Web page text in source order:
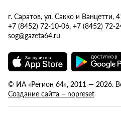
г. Саратов, ул. Сакко и Ванцетти,
+7 (8452) 72-10-06, +7 (8452) 72-
sog@gazeta64.ru
© ИА «Регион 64», 2011 — 2026.
Создание сайта – nopreset